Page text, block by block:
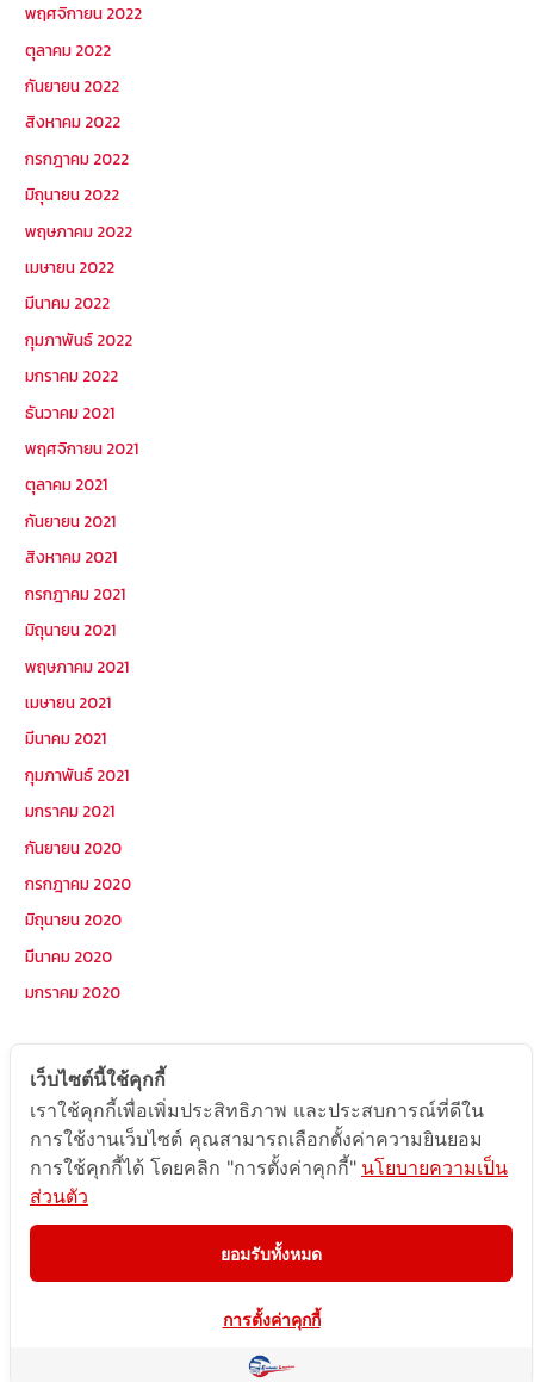
พฤศจิกายน 2022
ตุลาคม 2022
กันยายน 2022
สิงหาคม 2022
กรกฎาคม 2022
มิถุนายน 2022
พฤษภาคม 2022
เมษายน 2022
มีนาคม 2022
กุมภาพันธ์ 2022
มกราคม 2022
ธันวาคม 2021
พฤศจิกายน 2021
ตุลาคม 2021
กันยายน 2021
สิงหาคม 2021
กรกฎาคม 2021
มิถุนายน 2021
พฤษภาคม 2021
เมษายน 2021
มีนาคม 2021
กุมภาพันธ์ 2021
มกราคม 2021
กันยายน 2020
กรกฎาคม 2020
มิถุนายน 2020
มีนาคม 2020
มกราคม 2020
หมวดหมู่
Postcode
TOPKEYWORD
บริการรับส่งสินค้าไปกัมพูชา
ผลงานส่งสินค้าไปกัมพูชา
ส่งสินค้ากัมพูชา1Uncategorized
เว็บไซต์นี้ใช้คุกกี้
เราใช้คุกกี้เพื่อเพิ่มประสิทธิภาพ และประสบการณ์ที่ดีใน
การใช้งานเว็บไซต์ คุณสามารถเลือกตั้งค่าความยินยอม
การใช้คุกกี้ได้ โดยคลิก "การตั้งค่าคุกกี้" นโยบายความเป็น
ส่วนตัว
ยอมรับทั้งหมด
การตั้งค่าคุกกี้